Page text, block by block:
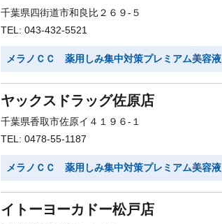
千葉県四街道市和良比２６９-５
TEL: 043-432-5521
メラノＣＣ 薬用しみ集中対策プレミアム美容液
ヤックスドラッグ佐原店
千葉県香取市佐原イ４１９６-１
TEL: 0478-55-1187
メラノＣＣ 薬用しみ集中対策プレミアム美容液
イトーヨーカドー松戸店